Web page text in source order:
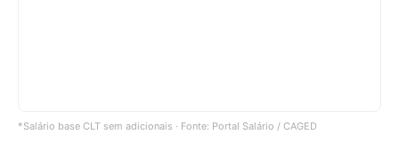
*Salário base CLT sem adicionais · Fonte: Portal Salário / CAGED